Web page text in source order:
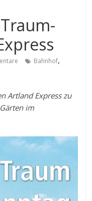
Bahnhof,
Artland Express zu
im